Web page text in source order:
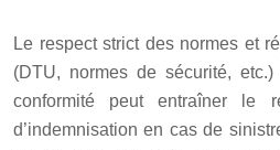
Le respect strict des normes et
(DTU, normes de sécurité,
conformité peut entraîner le
d’indemnisation en cas de